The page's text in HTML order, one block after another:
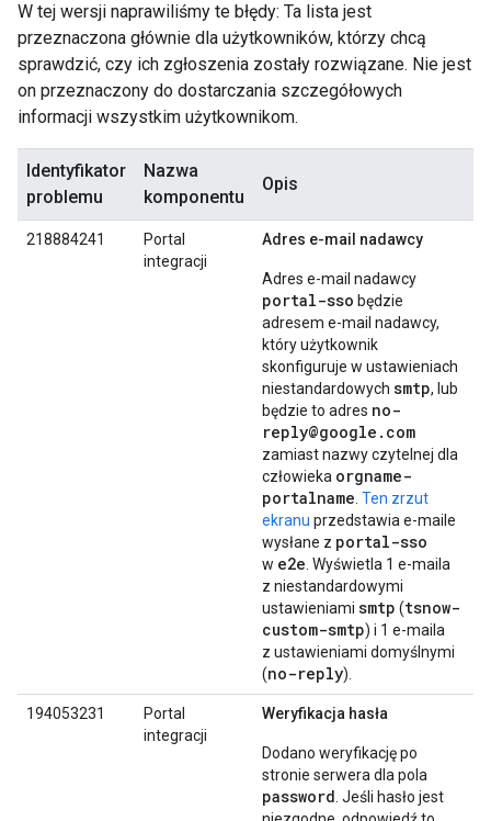
W tej wersji naprawiliśmy te błędy: Ta lista jest
przeznaczona głównie dla użytkowników, którzy chcą
sprawdzić, czy ich zgłoszenia zostały rozwiązane. Nie jest
on przeznaczony do dostarczania szczegółowych
informacji wszystkim użytkownikom.
Identyfikator
problemu
Nazwa
komponentu
Opis
218884241
Portal
integracji
Adres e-mail nadawcy
Adres e-mail nadawcy
portal-sso będzie
adresem e-mail nadawcy,
który użytkownik
skonfiguruje w ustawieniach
niestandardowych smtp, lub
będzie to adres no-
reply@google.com
zamiast nazwy czytelnej dla
człowieka orgname-
portalname Ten zrzut
ekranu przedstawia e-maile
wysłane z portal-sso
w e2e . Wyświetla 1 e-maila
z niestandardowymi
ustawieniami smtp (tsnow-
custom-smtp) i 1 e-maila
z ustawieniami domyślnymi
(no-reply).
194053231
Portal
integracji
Weryfikacja hasła
Dodano weryfikację po
stronie serwera dla pola
password . Jeśli hasło jest